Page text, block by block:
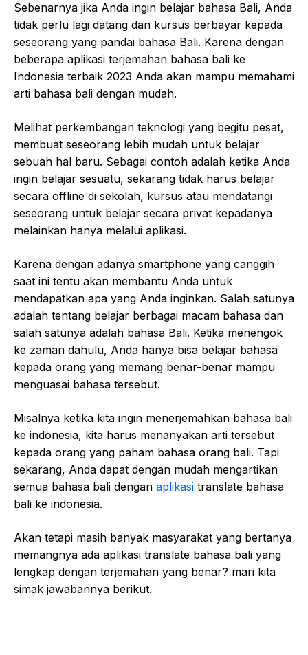
Sebenarnya jika Anda ingin belajar bahasa Bali, Anda
tidak perlu lagi datang dan kursus berbayar kepada
seseorang yang pandai bahasa Bali. Karena dengan
beberapa aplikasi terjemahan bahasa bali ke
Indonesia terbaik 2023 Anda akan mampu memahami
arti bahasa bali dengan mudah.
Melihat perkembangan teknologi yang begitu pesat,
membuat seseorang lebih mudah untuk belajar
sebuah hal baru. Sebagai contoh adalah ketika Anda
ingin belajar sesuatu, sekarang tidak harus belajar
secara offline di sekolah, kursus atau mendatangi
seseorang untuk belajar secara privat kepadanya
melainkan hanya melalui aplikasi.
Karena dengan adanya smartphone yang canggih
saat ini tentu akan membantu Anda untuk
mendapatkan apa yang Anda inginkan. Salah satunya
adalah tentang belajar berbagai macam bahasa dan
salah satunya adalah bahasa Bali. Ketika menengok
ke zaman dahulu, Anda hanya bisa belajar bahasa
kepada orang yang memang benar-benar mampu
menguasai bahasa tersebut.
Misalnya ketika kita ingin menerjemahkan bahasa bali
ke indonesia, kita harus menanyakan arti tersebut
kepada orang yang paham bahasa orang bali. Tapi
sekarang, Anda dapat dengan mudah mengartikan
semua bahasa bali dengan aplikasi translate bahasa
bali ke indonesia.
Akan tetapi masih banyak masyarakat yang bertanya
memangnya ada aplikasi translate bahasa bali yang
lengkap dengan terjemahan yang benar? mari kita
simak jawabannya berikut.